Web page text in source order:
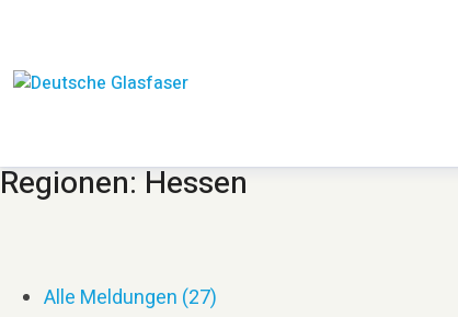
Regionen: Hessen
Alle Meldungen (27)